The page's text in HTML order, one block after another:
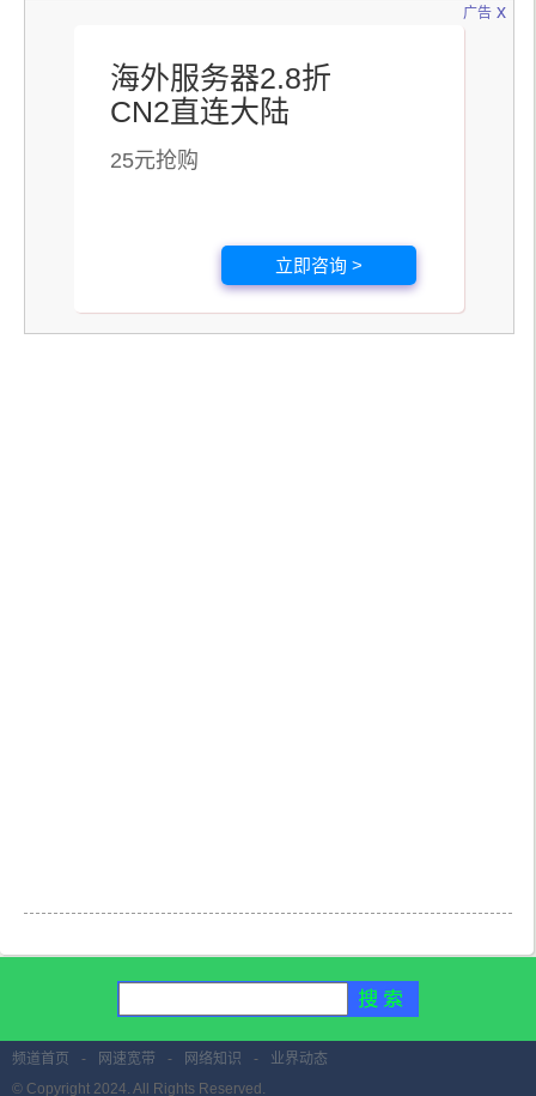
广告
海外服务器2.8折
CN2直连大陆
25元抢购
立即咨询 >
x
频道首页 - 网速宽带 - 网络知识 -
业界动态
© Copyright 2024. All Rights Reserved.